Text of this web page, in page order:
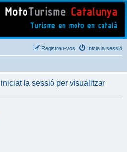
Inicia la sessió
Registreu-vos
la sessió per visualitzar